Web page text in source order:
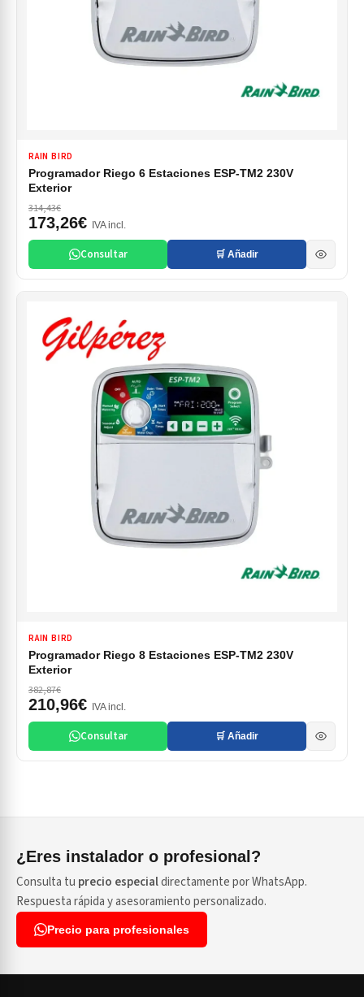
RAIN BIRD
Programador Riego 6 Estaciones ESP-TM2 230V
Exterior
314,43€
173,26€ IVA incl.
Consultar 🛒 Añadir
RAIN BIRD
Programador Riego 8 Estaciones ESP-TM2 230V
Exterior
382,87€
210,96€ IVA incl.
Consultar 🛒 Añadir
¿Eres instalador o profesional?
Consulta tu precio especialdirectamente por WhatsApp.
Respuesta rápida y asesoramiento personalizado.
Precio para profesionales